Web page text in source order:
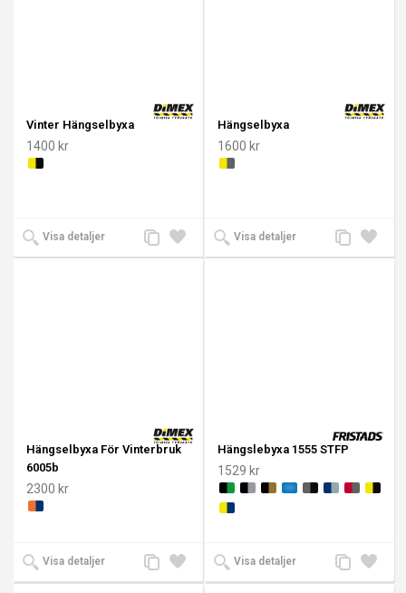
Vinter Hängselbyxa
1400 kr
Visa detaljer
Lägg
till i
Lägg
till
Hängselbyxa
1600 kr
Visa detaljer
Lägg
till i
Lägg
till
Hängselbyxa För Vinterbruk
6005b
2300 kr
Visa detaljer
Lägg
till i
Lägg
till
Hängslebyxa 1555 STFP
1529 kr
Visa detaljer
Lägg
till i
Lägg
till